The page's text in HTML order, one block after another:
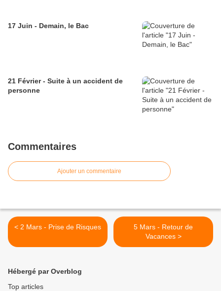
17 Juin - Demain, le Bac
21 Février - Suite à un accident de
personne
Commentaires
Ajouter un commentaire
< 2 Mars - Prise de Risques
5 Mars - Retour de
Vacances >
Hébergé par Overblog
Top articles